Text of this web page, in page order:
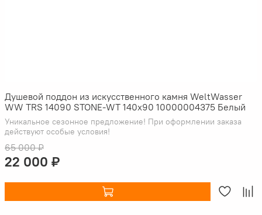
Душевой поддон из искусственного камня WeltWasser
WW TRS 14090 STONE-WT 140x90 10000004375 Белый
Уникальное сезонное предложение! При оформлении заказа
действуют особые условия!
65 000 ₽
22 000 ₽